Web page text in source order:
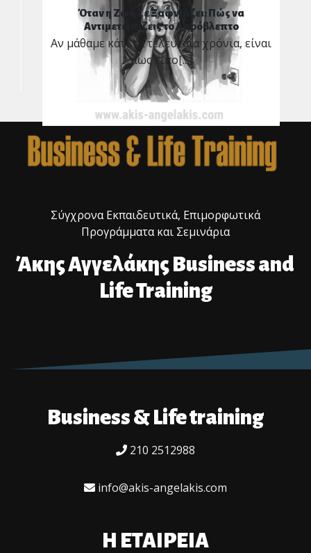
Όταν η Ζωή Σε Ξαφνιάζει: Πώς να
Αντιμετωπίζεις το Απρόβλεπτο
Αν μάθαμε κάτι τα τελευταία χρόνια, είναι
πως τίπο[...]
Σύγχρονα Εκπαιδευτικά, Επιμορφωτικά
Προγράμματα και Σεμινάρια
Άκης Αγγελάκης Business and
Life Training
Business & Life training
210 2512988
info@akis-angelakis.com
Η ΕΤΑΙΡΕΙΑ